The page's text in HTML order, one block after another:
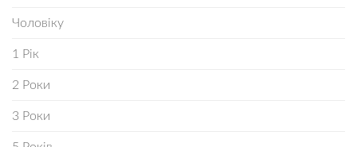
Чоловіку
1 Рік
2 Роки
3 Роки